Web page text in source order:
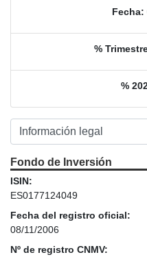
Fecha:
%
%
Fondo de Inversión
ISIN:
ES0177124049
Fecha del registro oficial:
08/11/2006
Nº de registro CNMV: